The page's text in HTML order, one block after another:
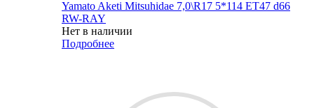
Yamato Aketi Mitsuhidae 7,0\R17 5*114 ET47 d66
RW-RAY
Нет в наличии
Подробнее